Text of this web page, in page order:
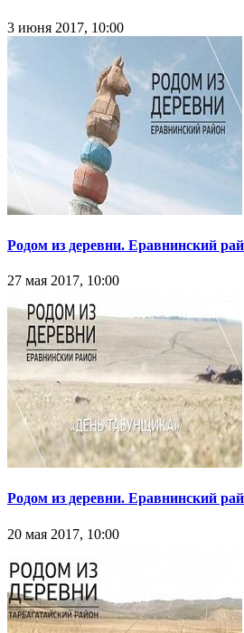
3 июня 2017, 10:00
Родом из деревни. Еравнинский
27 мая 2017, 10:00
Родом из деревни. Еравнинский
20 мая 2017, 10:00